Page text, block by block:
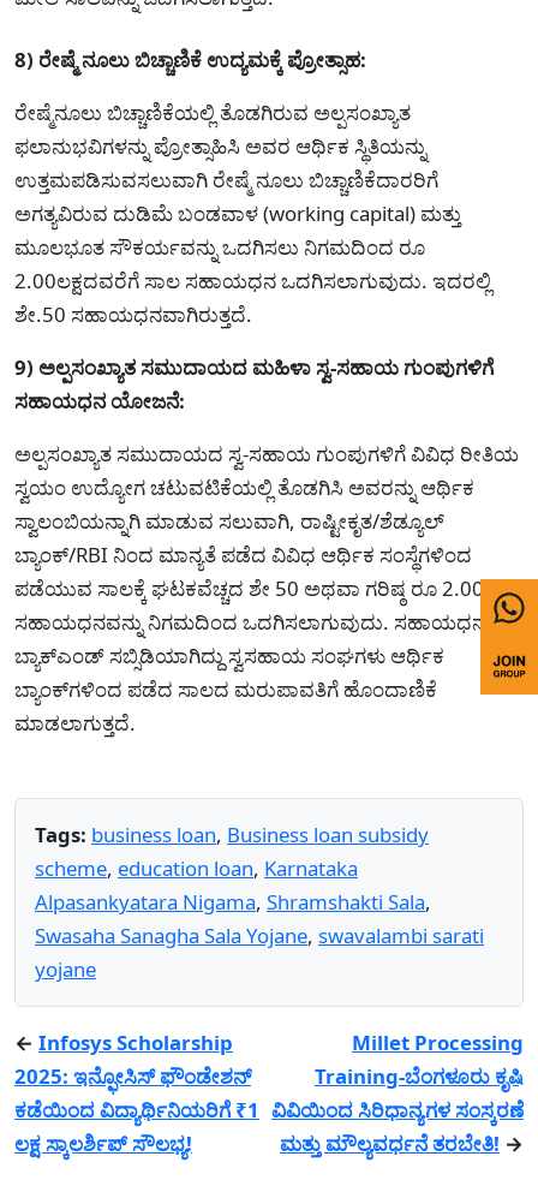
8) ರೇಷ್ಮೆ ನೂಲು ಬಿಚ್ಚಾಣಿಕೆ ಉದ್ಯಮಕ್ಕೆ ಪ್ರೋತ್ಸಾಹ:
ರೇಷ್ಮೆನೂಲು ಬಿಚ್ಚಾಣಿಕೆಯಲ್ಲಿ ತೊಡಗಿರುವ ಅಲ್ಪಸಂಖ್ಯಾತ
ಫಲಾನುಭವಿಗಳನ್ನು ಪ್ರೋತ್ಸಾಹಿಸಿ ಅವರ ಆರ್ಥಿಕ ಸ್ಥಿತಿಯನ್ನು
ಉತ್ತಮಪಡಿಸುವಸಲುವಾಗಿ ರೇಷ್ಮೆ ನೂಲು ಬಿಚ್ಚಾಣಿಕೆದಾರರಿಗೆ
ಅಗತ್ಯವಿರುವ ದುಡಿಮೆ ಬಂಡವಾಳ (working capital) ಮತ್ತು
ಮೂಲಭೂತ ಸೌಕರ್ಯವನ್ನು ಒದಗಿಸಲು ನಿಗಮದಿಂದ ರೂ
2.00ಲಕ್ಷದವರೆಗೆ ಸಾಲ ಸಹಾಯಧನ ಒದಗಿಸಲಾಗುವುದು. ಇದರಲ್ಲಿ
ಶೇ.50 ಸಹಾಯಧನವಾಗಿರುತ್ತದೆ.
9) ಅಲ್ಪಸಂಖ್ಯಾತ ಸಮುದಾಯದ ಮಹಿಳಾ ಸ್ವ-ಸಹಾಯ ಗುಂಪುಗಳಿಗೆ
ಸಹಾಯಧನ ಯೋಜನೆ:
ಅಲ್ಪಸಂಖ್ಯಾತ ಸಮುದಾಯದ ಸ್ವ-ಸಹಾಯ ಗುಂಪುಗಳಿಗೆ ವಿವಿಧ ರೀತಿಯ
ಸ್ವಯಂ ಉದ್ಯೋಗ ಚಟುವಟಿಕೆಯಲ್ಲಿ ತೊಡಗಿಸಿ ಅವರನ್ನು ಆರ್ಥಿಕ
ಸ್ವಾಲಂಬಿಯನ್ನಾಗಿ ಮಾಡುವ ಸಲುವಾಗಿ, ರಾಷ್ಟೀಕೃತ/ಶೆಡ್ಯೂಲ್‌
ಬ್ಯಾಂಕ್/RBI ನಿಂದ ಮಾನ್ಯತೆ ಪಡೆದ ವಿವಿಧ ಆರ್ಥಿಕ ಸಂಸ್ಥೆಗಳಿಂದ
ಪಡೆಯುವ ಸಾಲಕ್ಕೆ ಘಟಕವೆಚ್ಚದ ಶೇ 50 ಅಥವಾ ಗರಿಷ್ಠ ರೂ 2.00 ಲಕ್ಷ
ಸಹಾಯಧನವನ್ನು ನಿಗಮದಿಂದ ಒದಗಿಸಲಾಗುವುದು. ಸಹಾಯಧನವು
ಬ್ಯಾಕ್‌ಎಂಡ್‌ ಸಬ್ಸಿಡಿಯಾಗಿದ್ದು ಸ್ವಸಹಾಯ ಸಂಘಗಳು ಆರ್ಥಿಕ
ಬ್ಯಾಂಕ್‌ಗಳಿಂದ ಪಡೆದ ಸಾಲದ ಮರುಪಾವತಿಗೆ ಹೊಂದಾಣಿಕೆ
ಮಾಡಲಾಗುತ್ತದೆ.
Tags: business loan, Business loan subsidy
scheme, education loan, Karnataka
Alpasankyatara Nigama, Shramshakti Sala,
Swasaha Sanagha Sala Yojane, swavalambi sarati
yojane
← Infosys Scholarship
2025: ಇನ್ಫೋಸಿಸ್ ಫೌಂಡೇಶನ್
ಕಡೆಯಿಂದ ವಿದ್ಯಾರ್ಥಿನಿಯರಿಗೆ ₹1
ಲಕ್ಷ ಸ್ಕಾಲರ್ಶಿಪ್ ಸೌಲಭ್ಯ!
Millet Processing
Training-ಬೆಂಗಳೂರು ಕೃಷಿ
ವಿವಿಯಿಂದ ಸಿರಿಧಾನ್ಯಗಳ ಸಂಸ್ಕರಣೆ
ಮತ್ತು ಮೌಲ್ಯವರ್ಧನೆ ತರಬೇತಿ! →